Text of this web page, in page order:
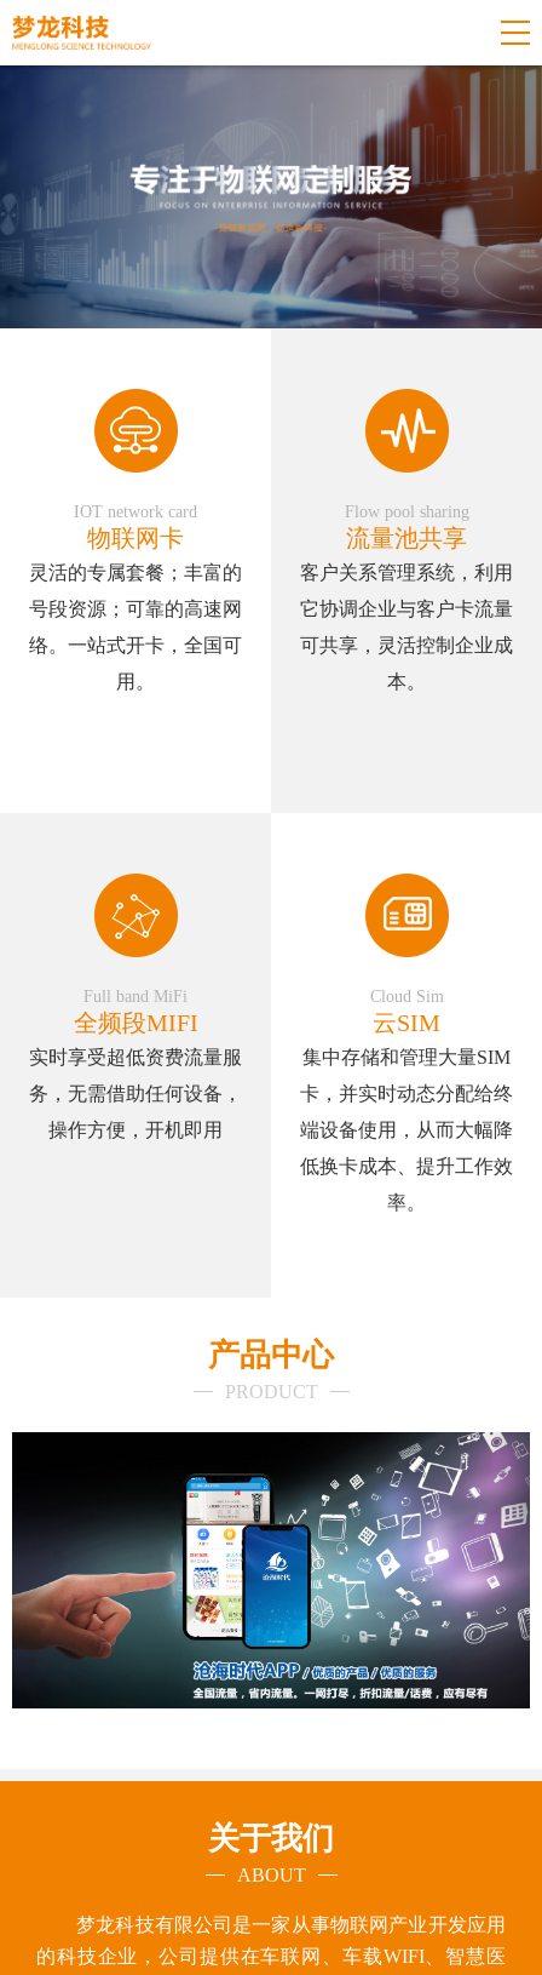
IOT network card
物联网卡
灵活的专属套餐；丰富的
号段资源；可靠的高速网
络。一站式开卡，全国可
用。
Flow pool sharing
流量池共享
客户关系管理系统，利用
它协调企业与客户卡流量
可共享，灵活控制企业成
本。
Full band MiFi
全频段MIFI
实时享受超低资费流量服
务，无需借助任何设备，
操作方便，开机即用
Cloud Sim
云SIM
集中存储和管理大量SIM
卡，并实时动态分配给终
端设备使用，从而大幅降
低换卡成本、提升工作效
率。
产品中心
PRODUCT
关于我们
ABOUT
梦龙科技有限公司是一家从事物联网产业开发应用
的科技企业，公司提供在车联网、车载WIFI、智慧医